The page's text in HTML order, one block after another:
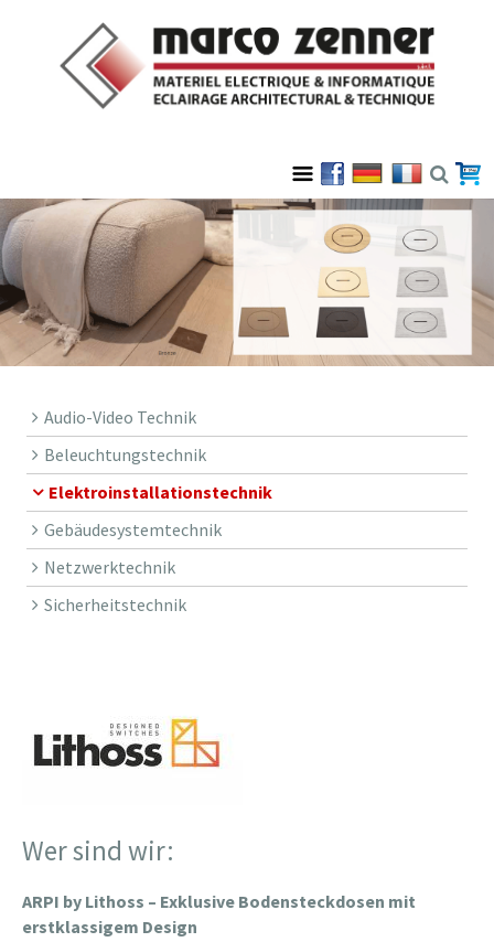
Audio-Video Technik
Beleuchtungstechnik
Elektroinstallationstechnik
Gebäudesystemtechnik
Netzwerktechnik
Sicherheitstechnik
Wer sind wir:
ARPI by Lithoss – Exklusive Bodensteckdosen mit
erstklassigem Design